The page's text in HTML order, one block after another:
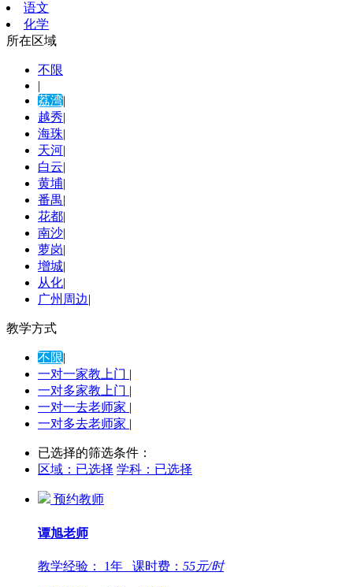
语文
化学
所在区域
不限
|
荔湾|
越秀|
海珠|
天河|
白云|
黄埔|
番禺|
花都|
南沙|
萝岗|
增城|
从化|
广州周边|
教学方式
不限|
一对一家教上门 |
一对多家教上门 |
一对一去老师家 |
一对多去老师家 |
已选择的筛选条件：
区域： 已选择 学科： 已选择
预约教师
谭旭老师
教学经验： 1年 课时费： 55元/时